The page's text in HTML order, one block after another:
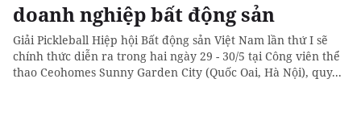
doanh nghiệp bất động sản
Giải Pickleball Hiệp hội Bất động sản Việt Nam lần thứ I sẽ
chính thức diễn ra trong hai ngày 29 - 30/5 tại Công viên thể
thao Ceohomes Sunny Garden City (Quốc Oai, Hà Nội), quy...